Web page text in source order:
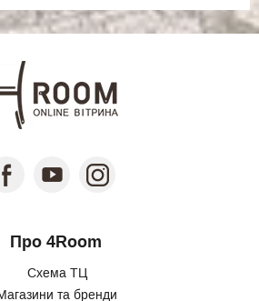
Про 4Room
Схема ТЦ
та бренди